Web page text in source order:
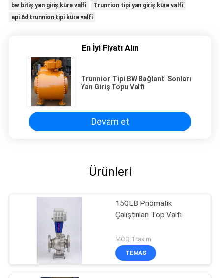
bw bitiş yan giriş küre valfi
Trunnion tipi yan giriş küre valfi
api 6d trunnion tipi küre valfi
En İyi Fiyatı Alın
Trunnion Tipi BW Bağlantı Sonları
Yan Giriş Topu Valfi
Devam et
Ürünleri
150LB Pnömatik
Çalıştırılan Top Valfı
MOQ:1 takım
TEMAS